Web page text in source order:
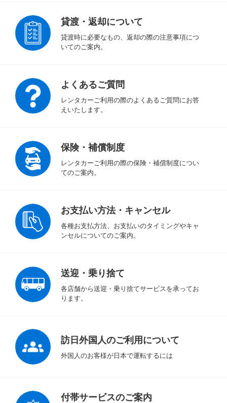
貸渡・返却について
貸渡時に必要なもの、返却の際の注意事項につ
いてのご案内。
よくあるご質問
レンタカーご利用の際のよくあるご質問にお答
えいたします。
保険・補償制度
レンタカーご利用の際の保険・補償制度につい
てのご案内。
お支払い方法・キャンセル
各種お支払方法、お支払いのタイミングやキャ
ンセルについてのご案内。
送迎・乗り捨て
各店舗から送迎・乗り捨てサービスを承ってお
ります。
訪日外国人のご利用について
外国人のお客様が日本で運転するには
付帯サービスのご案内